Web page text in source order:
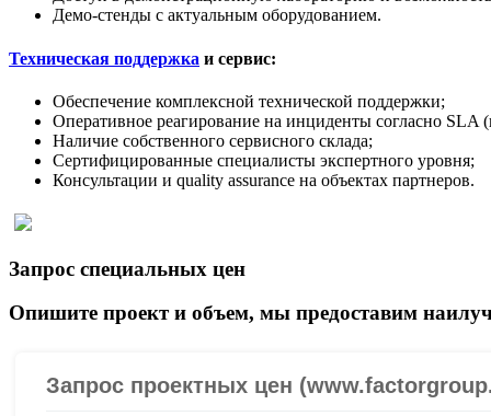
Демо-стенды с актуальным оборудованием.
Техническая поддержка и сервис:
Обеспечение комплексной технической поддержки;
Оперативное реагирование на инциденты согласно SLA
Наличие собственного сервисного склада;
Сертифицированные специалисты экспертного уровня;
Консультации и quality assurance на объектах партнеров.
Запрос специальных цен
Опишите проект и объем, мы предоставим